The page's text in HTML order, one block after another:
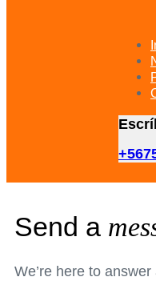
Send a
We’re here to